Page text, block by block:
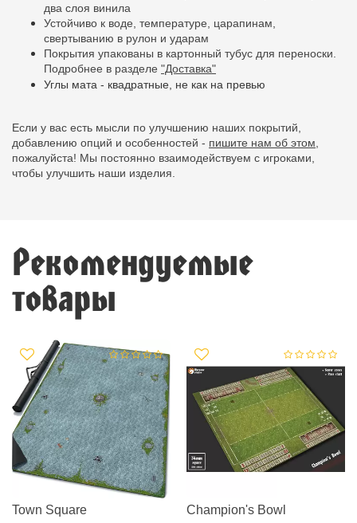
два слоя винила
Устойчиво к воде, температуре, царапинам,
свертыванию в рулон и ударам
Покрытия упакованы в картонный тубус для переноски.
Подробнее в разделе "Доставка"
Углы мата - квадратные, не как на превью
Если у вас есть мысли по улучшению наших покрытий,
добавлению опций и особенностей - пишите нам об этом,
пожалуйста! Мы постоянно взаимодействуем с игроками,
чтобы улучшить наши изделия.
Рекомендуемые
товары
Town Square
Champion's Bowl